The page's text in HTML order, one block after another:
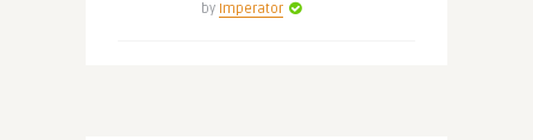
by Imperator